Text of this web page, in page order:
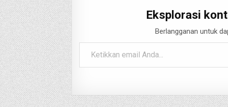
Eksplorasi
Berlangganan untuk
Ketikkan email Anda...